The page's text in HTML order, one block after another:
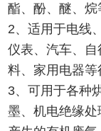
酯、酚、醚、烷
2、适用于电线
仪表、汽车、
料、家用电器等
3、可用于各种
墨、机电绝缘